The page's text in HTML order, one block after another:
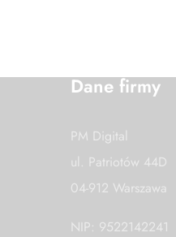
Dane firmy
PM Digital
ul. Patriotów 44D
04-912 Warszawa
NIP: 9522142241